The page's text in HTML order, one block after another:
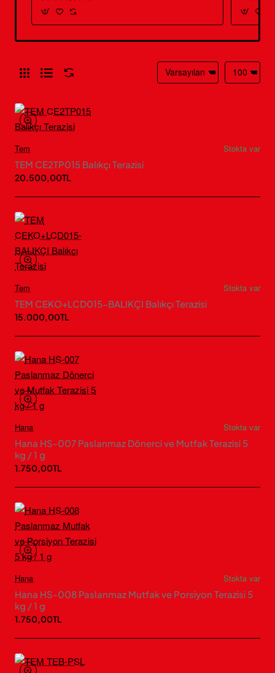
Tem
Stokta var
TEM CE2TP015 Balıkçı Terazisi
20.500,00TL
Tem
Stokta var
TEM CEKO+LCD015-BALIKÇI Balıkçı Terazisi
15.000,00TL
Hana
Stokta var
Hana HS-007 Paslanmaz Dönerci ve Mutfak Terazisi 5
kg / 1 g
1.750,00TL
Hana
Stokta var
Hana HS-008 Paslanmaz Mutfak ve Porsiyon Terazisi 5
kg / 1 g
1.750,00TL